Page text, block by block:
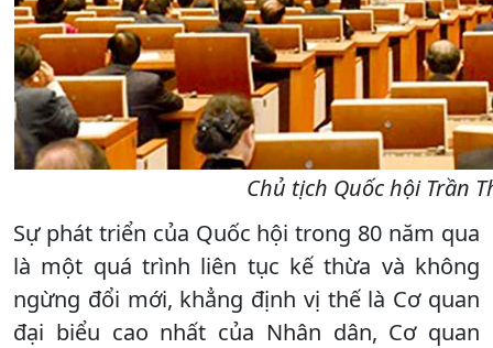
Chủ tịch Quốc hội Trần
Sự phát triển của Quốc hội trong 80 năm qua
là một quá trình liên tục kế thừa và không
ngừng đổi mới, khẳng định vị thế là Cơ quan
đại biểu cao nhất của Nhân dân, Cơ quan